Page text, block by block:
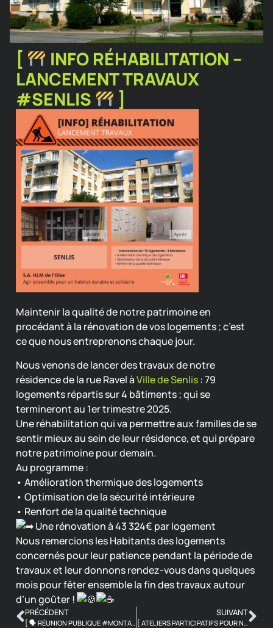
[
INFO RÉHABILITATION –
LANCEMENT TRAVAUX
#SENLIS
]
Maintenir la qualité de notre patrimoine en
procédant à la rénovation de vos logements ; c’est
ce que nous entreprenons chaque jour.
Nous venons de lancer des travaux de notre
résidence de la rue Ravel àVille de Senlis: 79
logements répartis sur 4 bâtiments ; qui se
termineront au 1er trimestre 2025.
Une réhabilitation qui va permettre aux familles de se
sentir mieux au sein de leur résidence, et qui prépare
notre patrimoine pour demain.
Au programme :
• Amélioration thermique des logements
• Optimisation de la sécurité intérieure
• Renfort de la qualité technique
Une rénovation à 43 324€ par logement
Nous remercions les Habitants des logements
concernés pour leur patience pendant la période de
travaux et leur donnons rendez-vous dans quelques
mois pour fêter ensemble la fin des travaux autour
d’un goûter !
PRÉCÉDENT
[ 🗣 RÉUNION PUBLIQUE #MONTATAIRE ]
SUIVANT